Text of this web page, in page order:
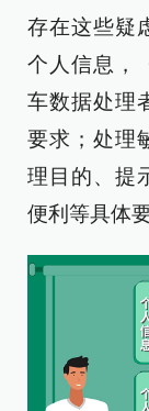
存在这些疑
个人信息，
车数据处理
要求；处理
理目的、提
便利等具体要